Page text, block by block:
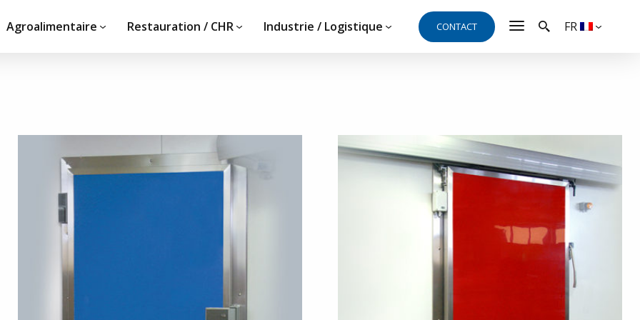
Agroalimentaire Restauration / CHR Industrie / Logistique CONTACT
partenaires de
Vous avez un projet, besoin d’un devis ou d’une
documentation ?
Notre équipe est à votre écoute et se fera un plaisir de répondre à
votre demande.
FR